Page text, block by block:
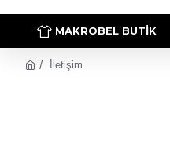
MAKROBEL BUTIK
İletişim